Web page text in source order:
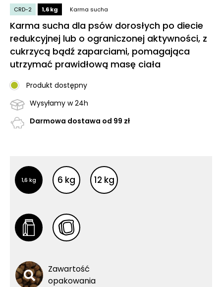
CRD-2 1,6 kg Karma sucha
Karma sucha dla psów dorosłych po diecie
redukcyjnej lub o ograniczonej aktywności, z
cukrzycą bądź zaparciami, pomagająca
utrzymać prawidłową masę ciała
Produkt dostępny
Wysyłamy w 24h
Darmowa dostawa od 99 zł
Inne opakowania
1,6 kg 6 kg 12 kg
Inne opakowania
Zawartość
opakowania